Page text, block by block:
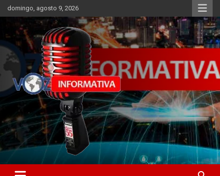
Skip
to
content
domingo, agosto 9, 2026
ncstv.info
Libertad informativa